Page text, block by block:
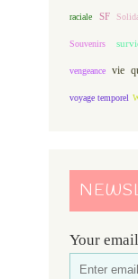
raciale SF
Souvenirs
vengeance vie
voyage temporel
Your